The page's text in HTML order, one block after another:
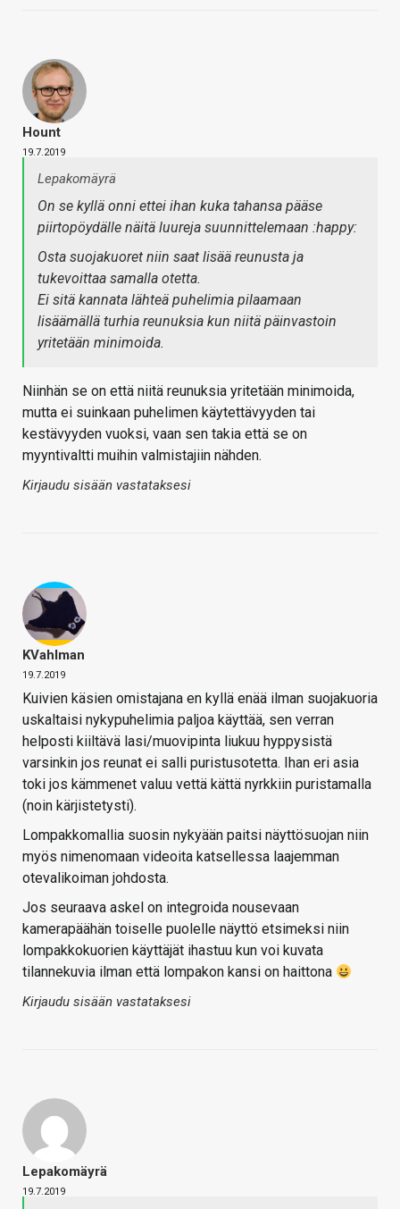
Hount
19.7.2019
Lepakomäyrä
On se kyllä onni ettei ihan kuka tahansa pääse
piirtopöydälle näitä luureja suunnittelemaan :happy:
Osta suojakuoret niin saat lisää reunusta ja
tukevoittaa samalla otetta.
Ei sitä kannata lähteä puhelimia pilaamaan
lisäämällä turhia reunuksia kun niitä päinvastoin
yritetään minimoida.
Niinhän se on että niitä reunuksia yritetään minimoida,
mutta ei suinkaan puhelimen käytettävyyden tai
kestävyyden vuoksi, vaan sen takia että se on
myyntivaltti muihin valmistajiin nähden.
Kirjaudu sisään vastataksesi
KVahlman
19.7.2019
Kuivien käsien omistajana en kyllä enää ilman suojakuoria
uskaltaisi nykypuhelimia paljoa käyttää, sen verran
helposti kiiltävä lasi/muovipinta liukuu hyppysistä
varsinkin jos reunat ei salli puristusotetta. Ihan eri asia
toki jos kämmenet valuu vettä kättä nyrkkiin puristamalla
(noin kärjistetysti).
Lompakkomallia suosin nykyään paitsi näyttösuojan niin
myös nimenomaan videoita katsellessa laajemman
otevalikoiman johdosta.
Jos seuraava askel on integroida nousevaan
kamerapäähän toiselle puolelle näyttö etsimeksi niin
lompakkokuorien käyttäjät ihastuu kun voi kuvata
tilannekuvia ilman että lompakon kansi on haittona
Kirjaudu sisään vastataksesi
Lepakomäyrä
19.7.2019